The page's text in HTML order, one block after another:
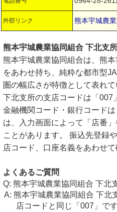
外部リンク 熊本宇城農
熊本宇城農業協同組合 下北支
熊本宇城農業協同組合は、熊
をあわせ持ち、純粋な都市型
圏の幅広さが特徴として表れて
下北支所の支店コードは「007
金融機関コード・銀行コード
は、入力画面によって「店番
ことがあります。 振込先登録
店コード、口座名義をあわせて
よくあるご質問
熊本宇城農業協同組合 下北
熊本宇城農業協同組合 下北
店コードと同じ「007」で